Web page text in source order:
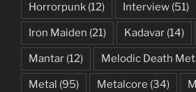
Horrorpunk (12) Interview (51)
Iron Maiden (21) Kadavar (14)
Mantar (12) Melodic Death
Metal (95) Metalcore (34)